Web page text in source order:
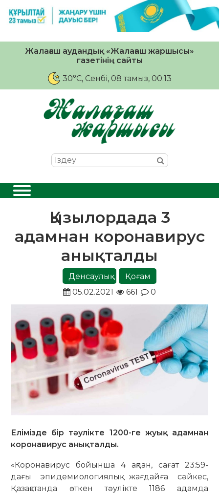
Жалағаш аудандық «Жалағаш жаршысы»
газетінің сайты
30°C, Сенбі, 08 тамыз, 00:13
Қызылордада 3
адамнан коронавирус
анықталды
Денсаулық
Қоғам
05.02.2021
661 0
Елімізде бір тәулікте 1200-ге жуық адамнан
коронавирус анықталды.
«Коронавирус бойынша 4 ақпан, сағат 23:59-
дағы эпидемиологиялық жағдайға сәйкес,
Қазақстанда өткен тәулікте 1186 адамда